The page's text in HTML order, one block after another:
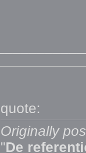
quote:
Originally
"De